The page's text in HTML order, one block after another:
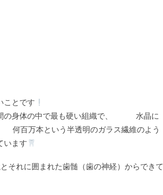
ことです
も硬い組織で、 水晶に
明のガラス繊維のよう
います
それに囲まれた歯髄（歯の神経）からできて